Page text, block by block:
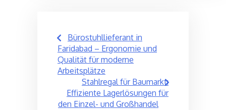
Post
navigation
Bürostuhllieferant in
Faridabad – Ergonomie und
Qualität für moderne
Arbeitsplätze
Stahlregal für Baumarkt:
Effiziente Lagerlösungen für
den Einzel- und Großhandel